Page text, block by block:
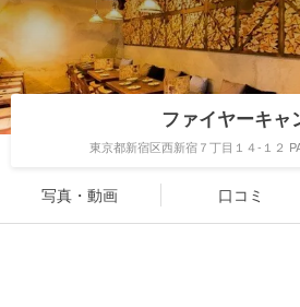
ファイヤーキャ
東京都新宿区西新宿７丁目１４-１２
写真・動画 口コミ